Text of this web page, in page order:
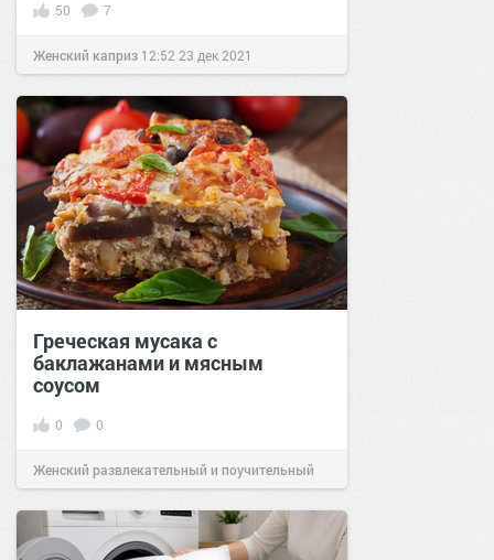
50 7
Женский каприз 12:52 23 дек 2021
Греческая мусака с
баклажанами и мясным
соусом
0 0
Женский развлекательный и поучительный
сайт.21:33 Сегодня